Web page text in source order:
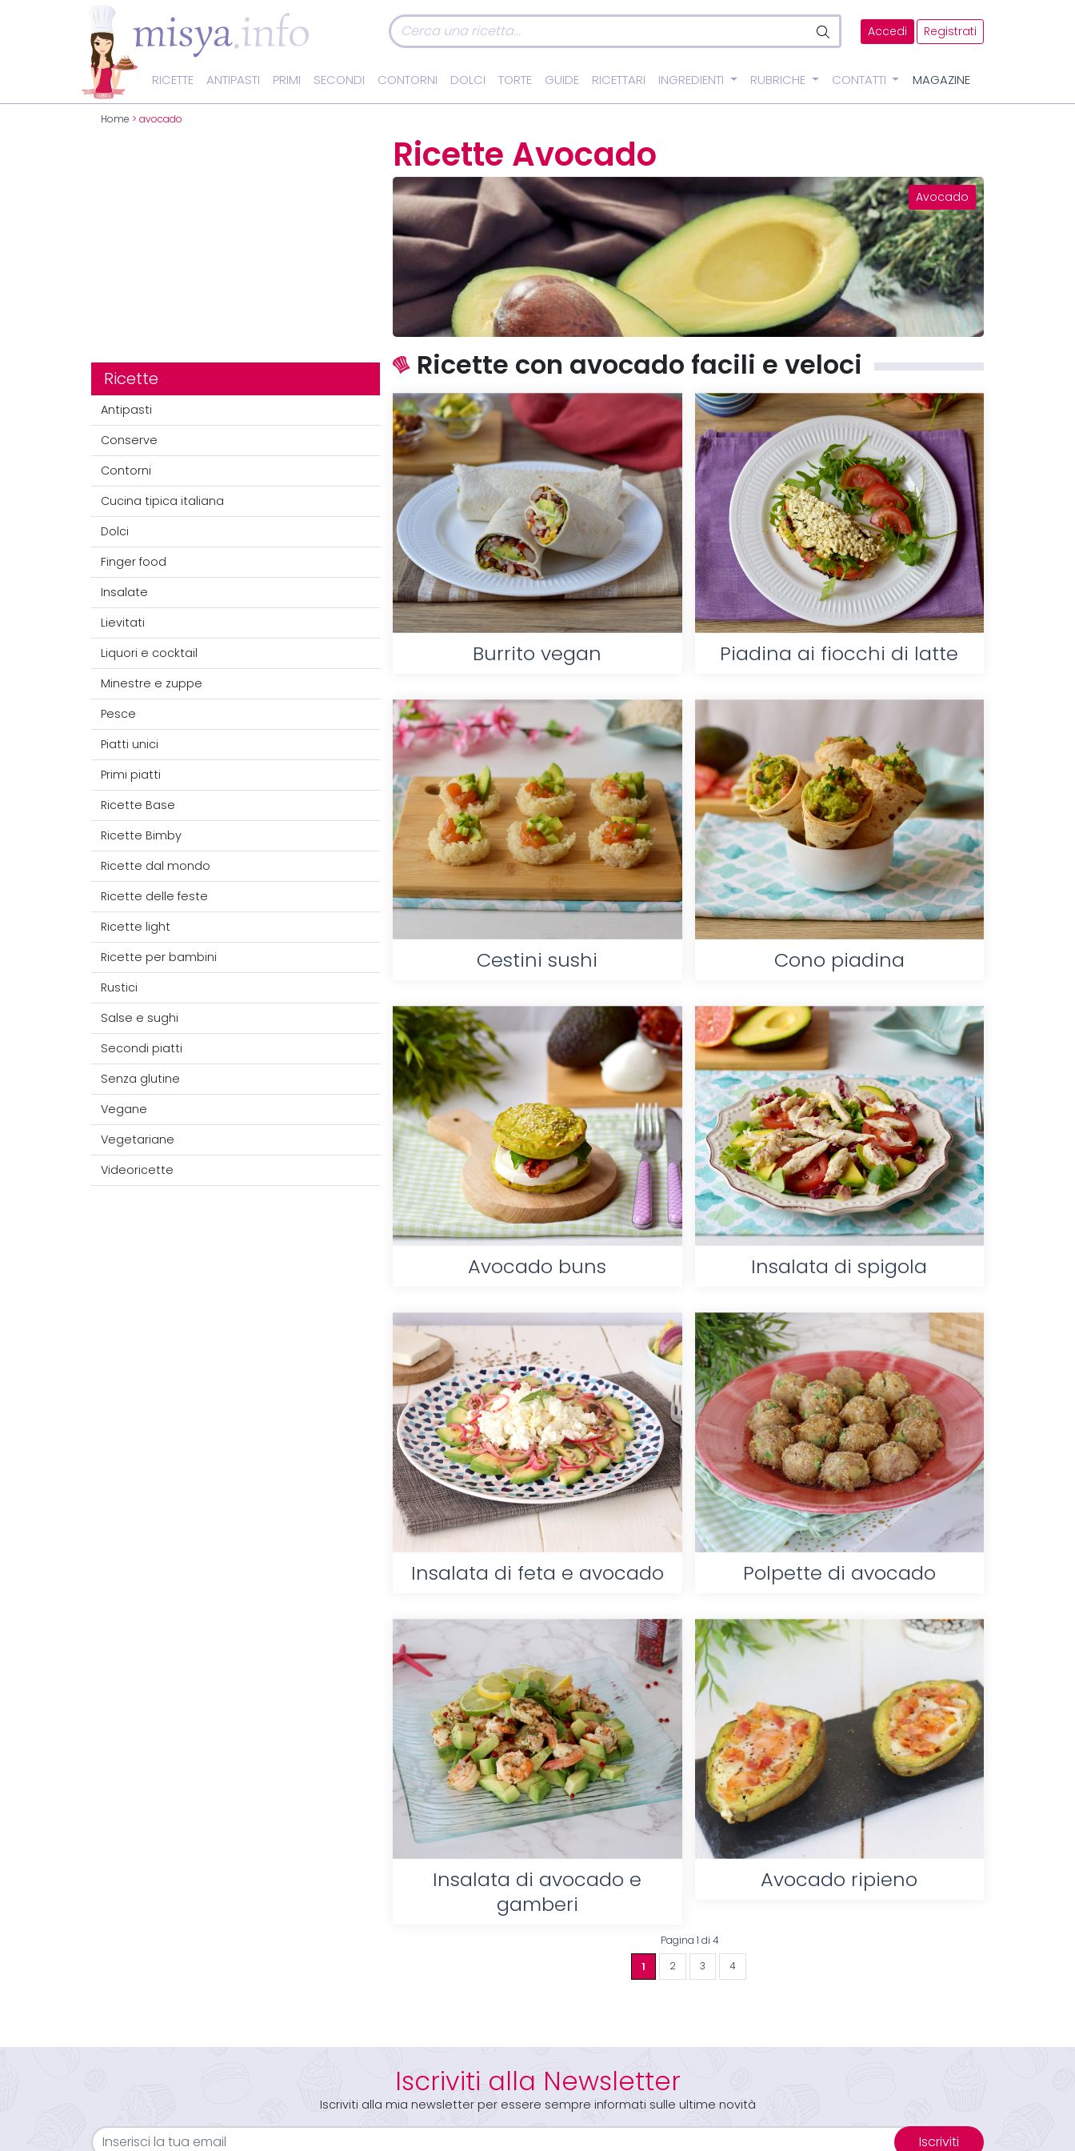
Accedi Registrati
RICETTE ANTIPASTI PRIMI SECONDI CONTORNI DOLCI TORTE GUIDE RICETTARI INGREDIENTI RUBRICHE CONTATTI MAGAZINE
Home > avocado
Ricette
Antipasti
Conserve
Contorni
Cucina tipica italiana
Dolci
Finger food
Insalate
Lievitati
Liquori e cocktail
Minestre e zuppe
Pesce
Piatti unici
Primi piatti
Ricette Base
Ricette Bimby
Ricette dal mondo
Ricette delle feste
Ricette light
Ricette per bambini
Rustici
Salse e sughi
Secondi piatti
Senza glutine
Vegane
Vegetariane
Videoricette
Ricette Avocado
Avocado
Ricette con avocado facili e veloci
Burrito vegan Piadina ai fiocchi di latte
Cestini sushi Cono piadina
Avocado buns Insalata di spigola
Insalata di feta e avocado Polpette di avocado
Insalata di avocado e
gamberi
Avocado ripieno
Pagina 1 di 4
1 2 3 4
Iscriviti alla Newsletter
Iscriviti alla mia newsletter per essere sempre informati sulle ultime novità
Iscriviti